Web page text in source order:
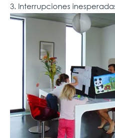
3. Interrupciones